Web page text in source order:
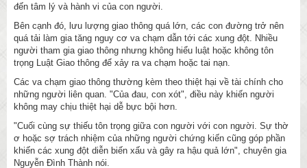
đến tâm lý và hành vi của con người.
Bên cạnh đó, lưu lượng giao thông quá lớn, các con đường trở nên
quá tải làm gia tăng nguy cơ va chạm dẫn tới các xung đột. Nhiều
người tham gia giao thông nhưng không hiểu luật hoặc không tôn
trọng Luật Giao thông để xảy ra va chạm hoặc tai nạn.
Các va chạm giao thông thường kèm theo thiệt hại về tài chính cho
những người liên quan. "Của đau, con xót", điều này khiến người
không may chịu thiệt hại dễ bực bội hơn.
"Cuối cùng sự thiếu tôn trọng giữa con người với con người. Sự thờ
ơ hoặc sợ trách nhiệm của những người chứng kiến cũng góp phần
khiến các xung đột diễn biến xấu và gây ra hậu quả lớn", chuyên gia
Nguyễn Đình Thành nói.